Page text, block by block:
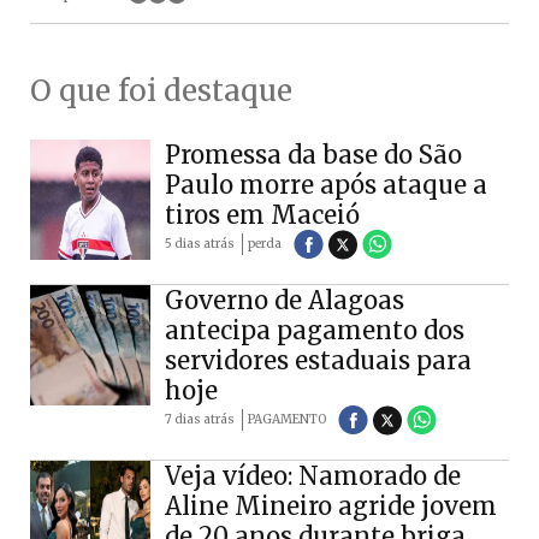
O que foi destaque
Promessa da base do São
Paulo morre após ataque a
tiros em Maceió
5 dias atrás perda
Governo de Alagoas
antecipa pagamento dos
servidores estaduais para
hoje
7 dias atrás PAGAMENTO
Veja vídeo: Namorado de
Aline Mineiro agride jovem